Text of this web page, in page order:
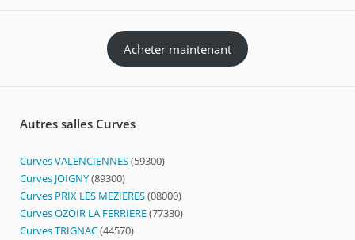
Acheter maintenant
Autres salles Curves
Curves VALENCIENNES(59300)
Curves JOIGNY(89300)
Curves PRIX LES MEZIERES(08000)
Curves OZOIR LA FERRIERE(77330)
Curves TRIGNAC(44570)